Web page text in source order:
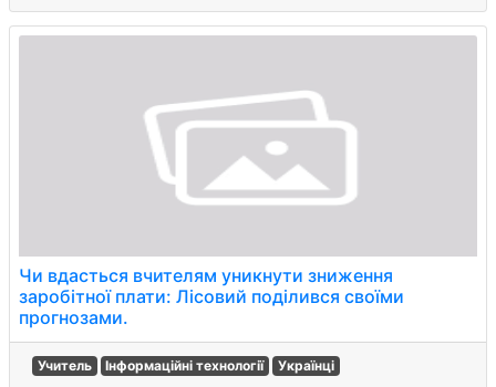
Чи вдасться вчителям уникнути зниження
заробітної плати: Лісовий поділився своїми
прогнозами.
Учитель Інформаційні технології Українці